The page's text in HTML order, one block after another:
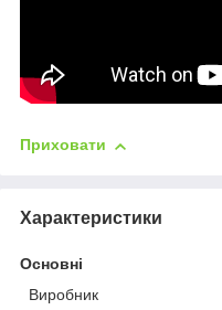
Приховати
Характеристики
Основні
Виробник